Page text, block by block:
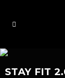
STAY FIT